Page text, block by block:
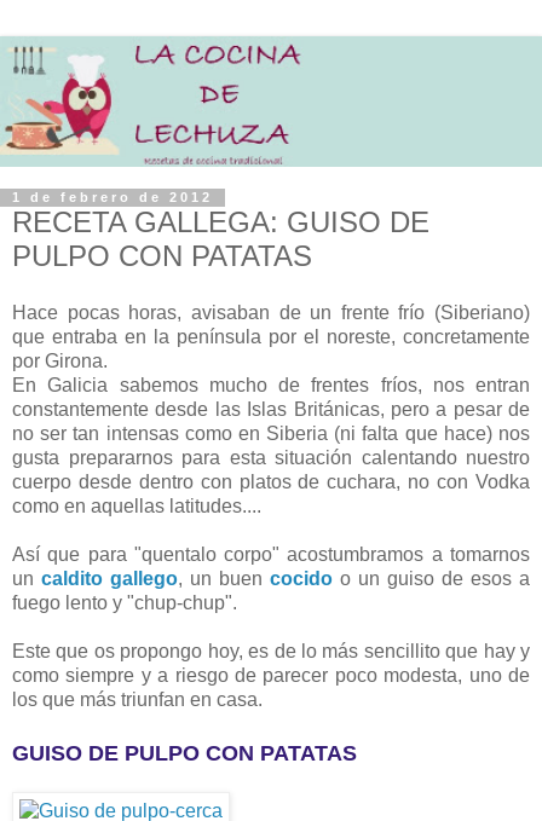
1 de febrero de 2012
RECETA GALLEGA: GUISO DE
PULPO CON PATATAS
Hace pocas horas, avisaban de un frente frío (Siberiano)
que entraba en la península por el noreste, concretamente
por Girona.
En Galicia sabemos mucho de frentes fríos, nos entran
constantemente desde las Islas Británicas, pero a pesar de
no ser tan intensas como en Siberia (ni falta que hace) nos
gusta prepararnos para esta situación calentando nuestro
cuerpo desde dentro con platos de cuchara, no con Vodka
como en aquellas latitudes....
Así que para "quentalo corpo" acostumbramos a tomarnos
un caldito gallego, un buen cocido o un guiso de esos a
fuego lento y "chup-chup".
Este que os propongo hoy, es de lo más sencillito que hay y
como siempre y a riesgo de parecer poco modesta, uno de
los que más triunfan en casa.
GUISO DE PULPO CON PATATAS